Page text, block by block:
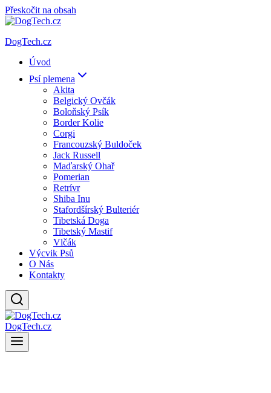
Přeskočit na obsah
DogTech.cz
Úvod
Psí plemena
Akita
Belgický Ovčák
Boloňský Psík
Border Kolie
Corgi
Francouzský Buldoček
Jack Russell
Maďarský Ohař
Pomerian
Retrívr
Shiba Inu
Stafordšírský Bulteriér
Tibetská Doga
Tibetský Mastif
Vlčák
Výcvik Psů
O Nás
Kontakty
DogTech.cz